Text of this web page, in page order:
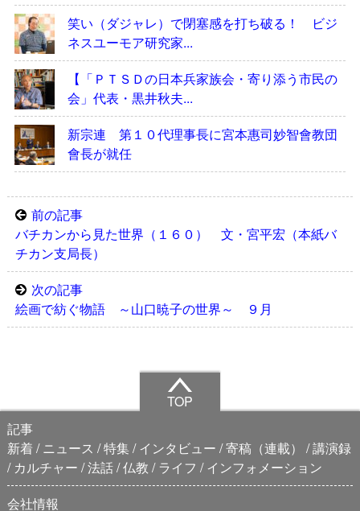
笑い（ダジャレ）で閉塞感を打ち破る！ ビジ
ネスユーモア研究家...
【「ＰＴＳＤの日本兵家族会・寄り添う市民の
会」代表・黒井秋夫...
新宗連 第１０代理事長に宮本惠司妙智會教団
會長が就任
前の記事
バチカンから見た世界（１６０） 文・宮平宏（本紙バ
チカン支局長）
次の記事
絵画で紡ぐ物語 ～山口暁子の世界～ ９月
TOP
記事
新着
ニュース 特集 インタビュー 寄稿（連載）
講演録
カルチャー 法話 仏教 ライフ
インフォメーション
会社情報